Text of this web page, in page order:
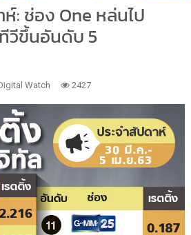
: ช่อง One หล่นไป
วีขึ้นอันดับ 5
Watch 2427